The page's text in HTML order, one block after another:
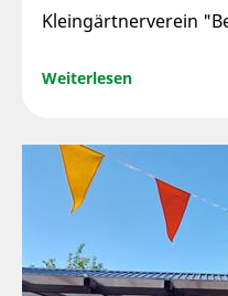
Kleingärtnerverein
Weiterlesen